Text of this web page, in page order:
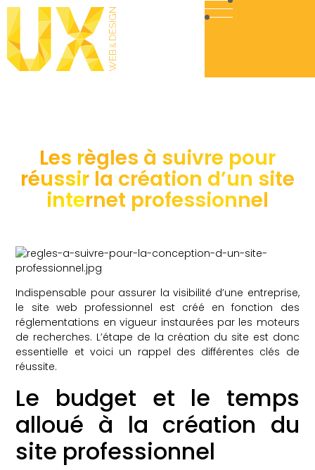
Les règles à suivre pour
réussir la création d’un site
internet professionnel
Indispensable pour assurer la visibilité d’une entreprise,
le site web professionnel est créé en fonction des
réglementations en vigueur instaurées par les moteurs
de recherches. L’étape de la création du site est donc
essentielle et voici un rappel des différentes clés de
réussite.
Le budget et le temps
alloué à la création du
site professionnel